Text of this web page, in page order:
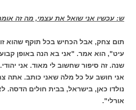
ש: עכשיו אני שואל את עצמי, מה זה
תום צחק, אבל הכחיש בכל תוקף שהוא
עיט", הוא אמר. "אני בא הנה באופן
שנה. זה סיפור שחשוב לי מאוד. אני
אני חושב על כל מלה שאני כותב. אתה
נולדו כאן, בישראל, בבית חולים הדסה.
אורלי".